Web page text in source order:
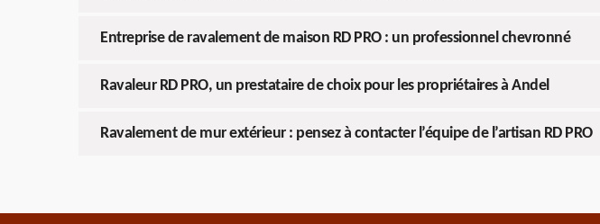
Entreprise de ravalement de maison RD PRO : un professionnel chevronné
Ravaleur RD PRO, un prestataire de choix pour les propriétaires à Andel
Ravalement de mur extérieur : pensez à contacter l’équipe de l’artisan RD PRO